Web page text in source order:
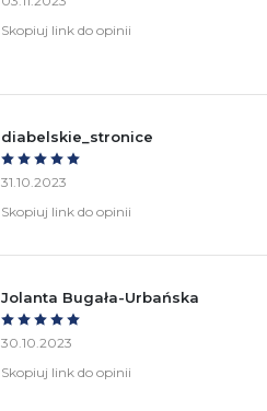
Skopiuj link do opinii
diabelskie_stronice
31.10.2023
Skopiuj link do opinii
Jolanta Bugała-Urbańska
30.10.2023
Skopiuj link do opinii